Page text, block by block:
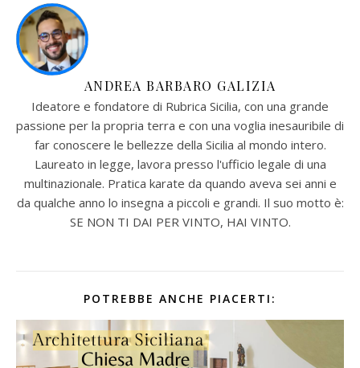
ANDREA BARBARO GALIZIA
Ideatore e fondatore di Rubrica Sicilia, con una grande
passione per la propria terra e con una voglia inesauribile di
far conoscere le bellezze della Sicilia al mondo intero.
Laureato in legge, lavora presso l'ufficio legale di una
multinazionale. Pratica karate da quando aveva sei anni e
da qualche anno lo insegna a piccoli e grandi. Il suo motto è:
SE NON TI DAI PER VINTO, HAI VINTO.
POTREBBE ANCHE PIACERTI: